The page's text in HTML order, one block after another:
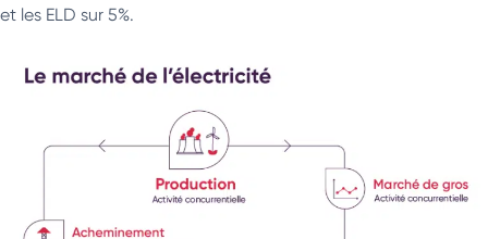
et les ELD sur 5%.